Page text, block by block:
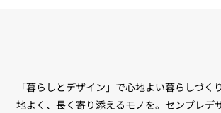
「暮らしとデザイン」で心地よい暮らしづく
地よく、長く寄り添えるモノを。センプレデ